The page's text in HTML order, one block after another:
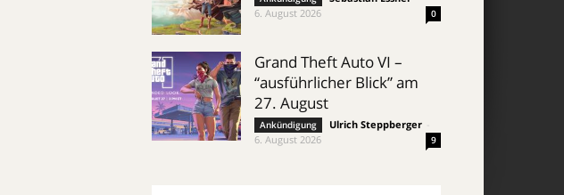
6. August 2026
0
Grand Theft Auto VI –
“ausführlicher Blick” am
27. August
Ankündigung Ulrich Steppberger
6. August 2026
9